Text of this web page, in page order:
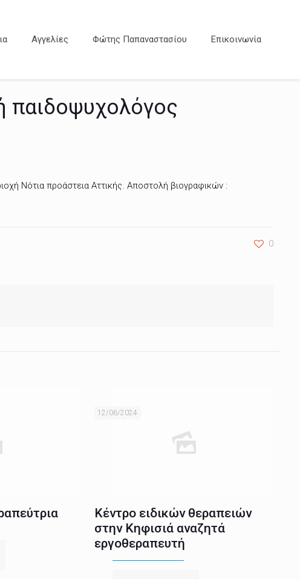
Αγγελίες Φώτης Παπαναστασίου Επικοινωνία
παιδοψυχολόγος
Νότια προάστεια Αττικής. Αποστολή βιογραφικών :
0
12/06/2024
Κέντρο ειδικών θεραπειών
στην Κηφισιά αναζητά
εργοθεραπευτή